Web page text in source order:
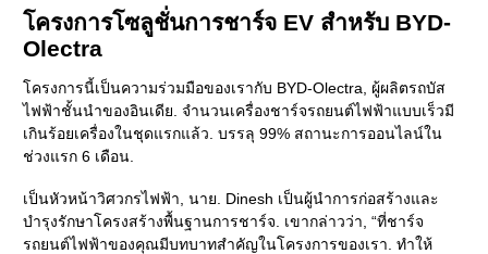
โครงการโซลูชั่นการชาร์จ EV สำหรับ BYD-
Olectra
โครงการนี้เป็นความร่วมมือของเรากับ BYD-Olectra, ผู้ผลิตรถบัส
ไฟฟ้าชั้นนำของอินเดีย. จำนวนเครื่องชาร์จรถยนต์ไฟฟ้าแบบเร็วมี
เกินร้อยเครื่องในชุดแรกแล้ว. บรรลุ 99% สถานะการออนไลน์ใน
ช่วงแรก 6 เดือน.
เป็นหัวหน้าวิศวกรไฟฟ้า, นาย. Dinesh เป็นผู้นำการก่อสร้างและ
บำรุงรักษาโครงสร้างพื้นฐานการชาร์จ. เขากล่าวว่า, “ที่ชาร์จ
รถยนต์ไฟฟ้าของคุณมีบทบาทสำคัญในโครงการของเรา. ทำให้